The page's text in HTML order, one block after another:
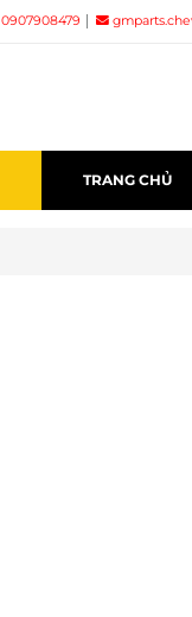
0907908479
TRANG CHỦ